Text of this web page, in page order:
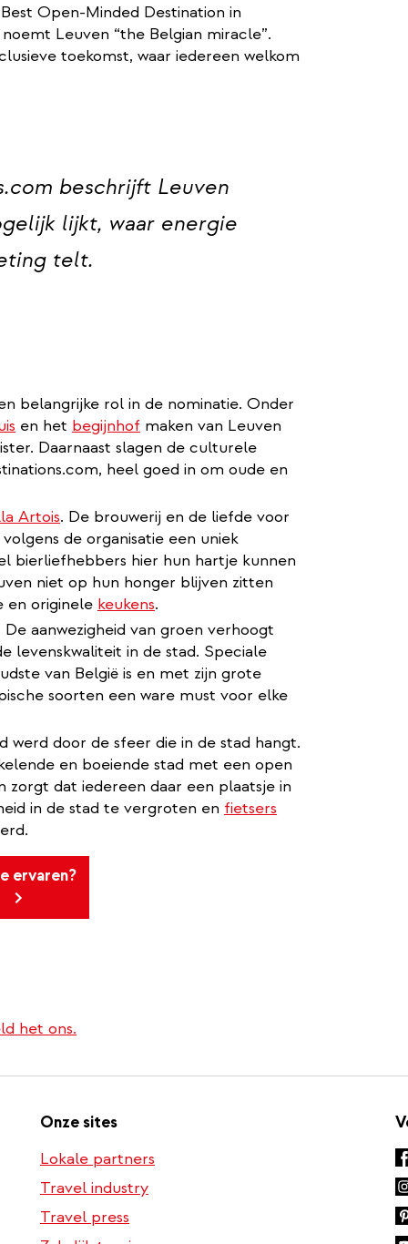
Open-Minded Destination in
Leuven “the Belgian miracle”.
toekomst, waar iedereen welkom
beschrijft Leuven
lijkt, waar energie
telt.
belangrijke rol in de nominatie. Onder
en het begijnhof maken van Leuven
Daarnaast slagen de culturele
heel goed in om oude en
Artois. De brouwerij en de liefde voor
de organisatie een uniek
bierliefhebbers hier hun hartje kunnen
niet op hun honger blijven zitten
en originele keukens.
aanwezigheid van groen verhoogt
levenskwaliteit in de stad. Speciale
van België is en met zijn grote
soorten een ware must voor elke
werd door de sfeer die in de stad hangt.
en boeiende stad met een open
zorgt dat iedereen daar een plaatsje in
in de stad te vergroten en fietsers
ervaren?
het ons.
Onze sites
Lokale partners
Travel industry
Travel press